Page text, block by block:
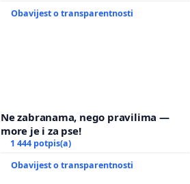
Obavijest o transparentnosti
Ne zabranama, nego pravilima —
more je i za pse!
1 444 potpis(a)
Obavijest o transparentnosti